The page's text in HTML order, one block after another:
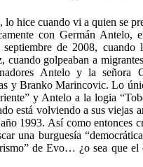
hice cuando vi a quien se
con Germán Antelo,
de 2008, cuando
golpeaban a
Antelo y la señora
y Branko Marincovic. Lo
y Antelo a la logia
está volviendo a sus viejas
1993. Así como entonces
una burguesía
de Evo… ¿o sea que